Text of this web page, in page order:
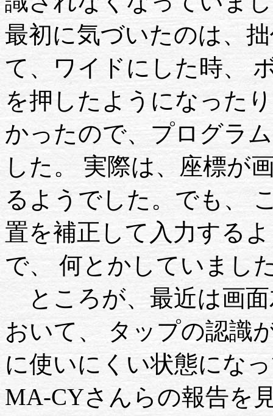
最初に気づいたのは、
て、ワイドにした時、
を押したようになった
かったので、プログラ
した。 実際は、座標が
るようでした。でも、
置を補正して入力する
で、 何とかしていまし
ところが、最近は画面
おいて、 タップの認識
に使いにくい状態にな
MA-CYさんらの報告を